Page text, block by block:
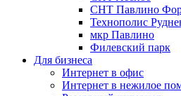
СНТ Павлино
Технополис
мкр Павлино
Филевский парк
Для бизнеса
Интернет в офис
Интернет в нежилое